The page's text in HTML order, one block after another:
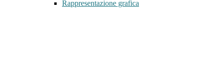
Rappresentazione grafica